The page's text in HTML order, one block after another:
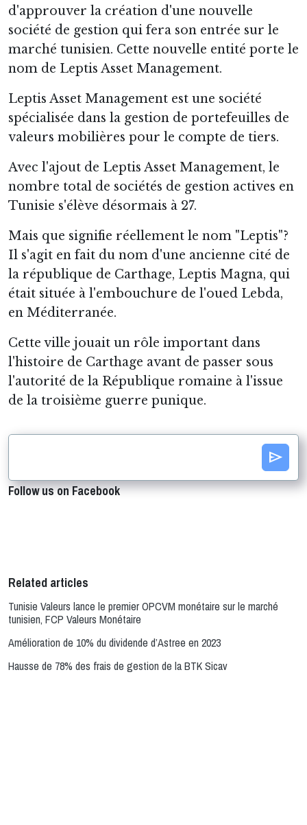
d'approuver la création d'une nouvelle
société de gestion qui fera son entrée sur le
marché tunisien. Cette nouvelle entité porte le
nom de Leptis Asset Management.
Leptis Asset Management est une société
spécialisée dans la gestion de portefeuilles de
valeurs mobilières pour le compte de tiers.
Avec l'ajout de Leptis Asset Management, le
nombre total de sociétés de gestion actives en
Tunisie s'élève désormais à 27.
Mais que signifie réellement le nom "Leptis"?
Il s'agit en fait du nom d'une ancienne cité de
la république de Carthage, Leptis Magna, qui
était située à l'embouchure de l'oued Lebda,
en Méditerranée.
Cette ville jouait un rôle important dans
l'histoire de Carthage avant de passer sous
l'autorité de la République romaine à l'issue
de la troisième guerre punique.
send
Follow us on Facebook
Related articles
Tunisie Valeurs lance le premier OPCVM monétaire sur le marché
tunisien, FCP Valeurs Monétaire
Amélioration de 10% du dividende d’Astree en 2023
Hausse de 78% des frais de gestion de la BTK Sicav